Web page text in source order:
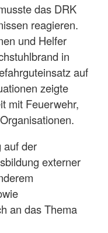
das DRK
reagieren.
und Helfer
in
auf
zeigte
mit Feuerwehr,
auf der
externer
an das Thema